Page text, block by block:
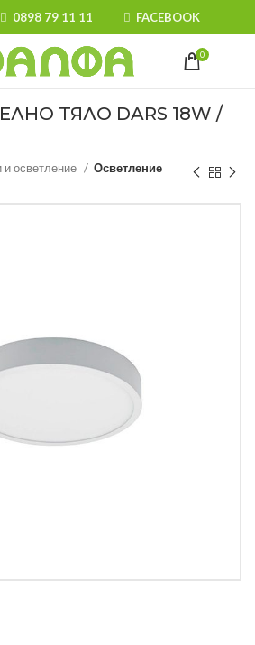
0898 79 11 11 FACEBOOK
0
ТЯЛО DARS 18W /
осветление Осветление